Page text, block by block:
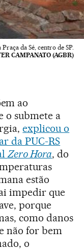
da Sé, centro de SP.
CAMPANATO (AGBR)
ao
o submete a
explicou o
da PUC-RS
Zero Hora, do
estão
impedir que
porque
como danos
não for bem
o